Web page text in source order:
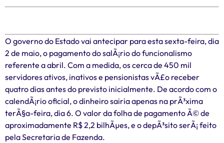
O governo do Estado vai antecipar para esta sexta-feira, dia
2 de maio, o pagamento do salÃ¡rio do funcionalismo
referente a abril. Com a medida, os cerca de 450 mil
servidores ativos, inativos e pensionistas vÃ£o receber
quatro dias antes do previsto inicialmente. De acordo com o
calendÃ¡rio oficial, o dinheiro sairia apenas na prÃ³xima
terÃ§a-feira, dia 6. O valor da folha de pagamento Ã© de
aproximadamente R$ 2,2 bilhÃµes, e o depÃ³sito serÃ¡ feito
pela Secretaria de Fazenda.